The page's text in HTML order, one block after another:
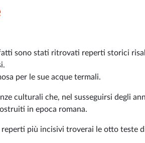
sono stati ritrovati reperti storici
per le sue acque termali.
culturali che, nel susseguirsi degli
in epoca romana.
più incisivi troverai le otto teste